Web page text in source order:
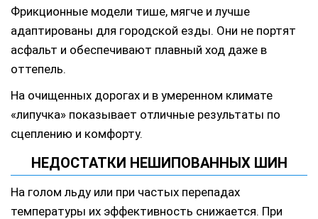
Фрикционные модели тише, мягче и лучше
адаптированы для городской езды. Они не портят
асфальт и обеспечивают плавный ход даже в
оттепель.
На очищенных дорогах и в умеренном климате
«липучка» показывает отличные результаты по
сцеплению и комфорту.
НЕДОСТАТКИ НЕШИПОВАННЫХ ШИН
На голом льду или при частых перепадах
температуры их эффективность снижается. При